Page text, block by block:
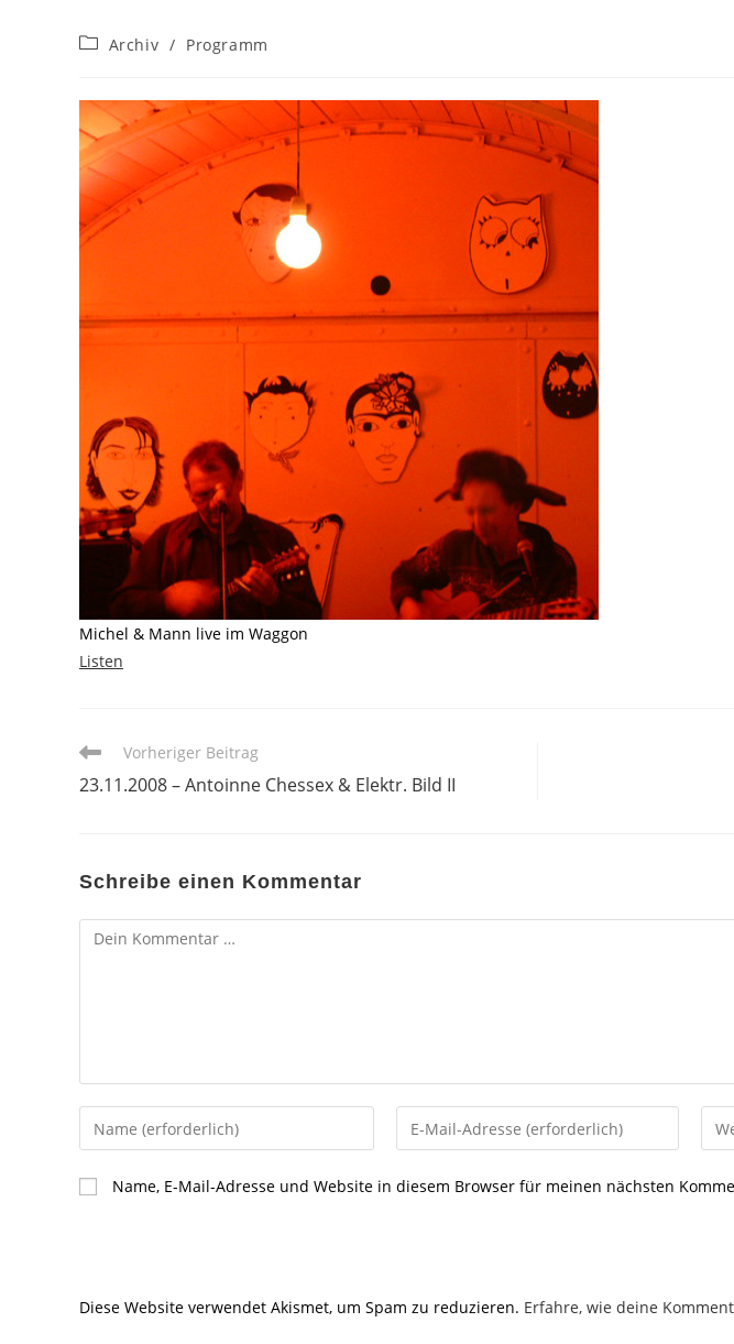
Beitrags-
Archiv / Programm
Michel & Mann live im Waggon
Listen
Weitere
ansehen
Vorheriger Beitrag
23.11.2008 – Antoinne Chessex & Elektr. Bild II
Schreibe einen Kommentar
Kommentar
Gib
deinen
Namen
oder
ein
Gib
deine
ein
Gib
Name, E-Mail-Adresse und Website in diesem Browser für meinen nächsten
Diese Website verwendet Akismet, um Spam zu reduzieren. Erfahre, wie deine